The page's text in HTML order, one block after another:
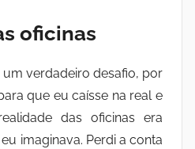
oficinas
verdadeiro desafio, por
que eu caísse na real e
das oficinas era
imaginava. Perdi a conta